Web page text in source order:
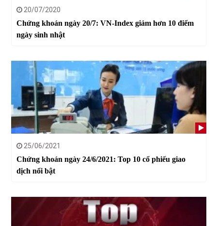
20/07/2020
Chứng khoán ngày 20/7: VN-Index giảm hơn 10 điểm
ngày sinh nhật
25/06/2021
Chứng khoán ngày 24/6/2021: Top 10 cổ phiếu giao
dịch nổi bật